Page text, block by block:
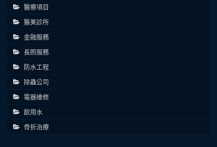
醫療項目
醫美診所
金融服務
長照服務
防水工程
除蟲公司
電器維修
飲用水
骨折治療